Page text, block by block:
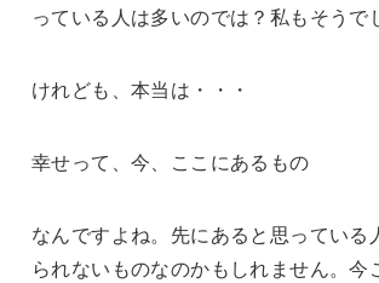
っている人は多いのでは？私もそうで
けれども、本当は・・・
幸せって、今、ここにあるもの
なんですよね。先にあると思っている
られないものなのかもしれません。今